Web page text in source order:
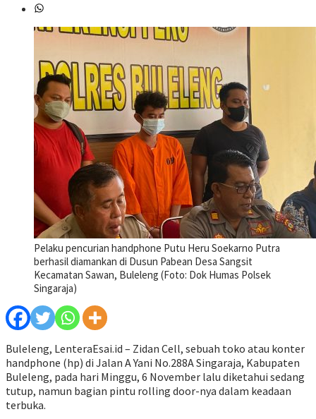
Pelaku pencurian handphone Putu Heru Soekarno Putra
berhasil diamankan di Dusun Pabean Desa Sangsit
Kecamatan Sawan, Buleleng (Foto: Dok Humas Polsek
Singaraja)
Buleleng, LenteraEsai.id – Zidan Cell, sebuah toko atau konter
handphone (hp) di Jalan A Yani No.288A Singaraja, Kabupaten
Buleleng, pada hari Minggu, 6 November lalu diketahui sedang
tutup, namun bagian pintu rolling door-nya dalam keadaan
terbuka.